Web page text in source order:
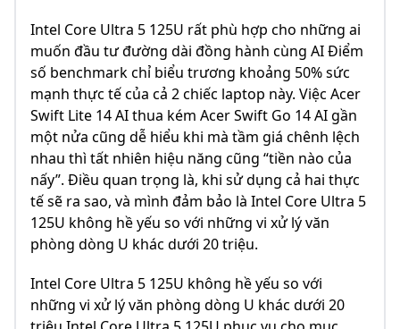
Intel Core Ultra 5 125U rất phù hợp cho những ai
muốn đầu tư đường dài đồng hành cùng AI Điểm
số benchmark chỉ biểu trương khoảng 50% sức
mạnh thực tế của cả 2 chiếc laptop này. Việc Acer
Swift Lite 14 AI thua kém Acer Swift Go 14 AI gần
một nửa cũng dễ hiểu khi mà tầm giá chênh lệch
nhau thì tất nhiên hiệu năng cũng “tiền nào của
nấy”. Điều quan trọng là, khi sử dụng cả hai thực
tế sẽ ra sao, và mình đảm bảo là Intel Core Ultra 5
125U không hề yếu so với những vi xử lý văn
phòng dòng U khác dưới 20 triệu.
Intel Core Ultra 5 125U không hề yếu so với
những vi xử lý văn phòng dòng U khác dưới 20